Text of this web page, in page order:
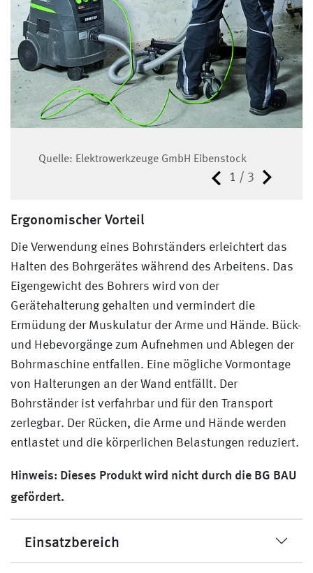
Quelle: Elektrowerkzeuge GmbH Eibenstock
Quelle: Elektrowerkzeuge GmbH Eibenstock
1 / 3
Ergonomischer Vorteil
Die Verwendung eines Bohrständers erleichtert das
Halten des Bohrgerätes während des Arbeitens. Das
Eigengewicht des Bohrers wird von der
Gerätehalterung gehalten und vermindert die
Ermüdung der Muskulatur der Arme und Hände. Bück-
und Hebevorgänge zum Aufnehmen und Ablegen der
Bohrmaschine entfallen. Eine mögliche Vormontage
von Halterungen an der Wand entfällt. Der
Bohrständer ist verfahrbar und für den Transport
zerlegbar. Der Rücken, die Arme und Hände werden
entlastet und die körperlichen Belastungen reduziert.
Hinweis: Dieses Produkt wird nicht durch die BG BAU
gefördert.
Einsatzbereich